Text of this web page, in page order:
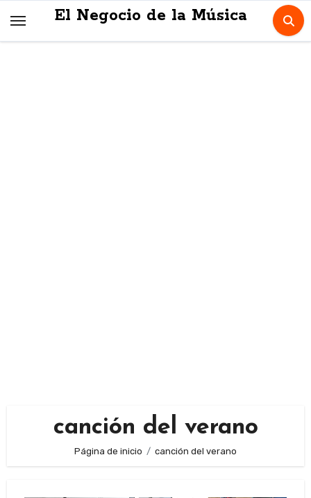
El Negocio de la Música
canción del verano
Página de inicio canción del verano